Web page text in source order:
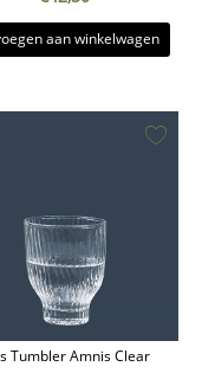
aan winkelwagen
Tumbler Amnis Clear